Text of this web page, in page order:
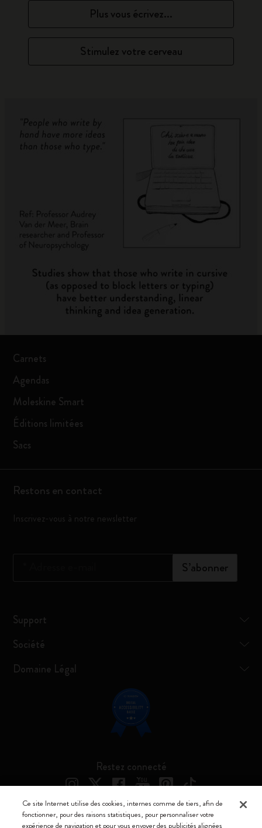
Plus vous écrivez...
Stimulez votre cerveau
Carnets
Agendas
Moleskine Smart
Éditions limitées
Sacs
Restons en contact
Inscrivez-vous à notre newsletter
S’abonner
Support
Société
Domaine Légal
Restez connecté
Ce site Internet utilise des cookies, internes comme de tiers, afin de
fonctionner, pour des raisons statistiques, pour personnaliser votre
expérience de navigation et pour vous envoyer des publicités alignées